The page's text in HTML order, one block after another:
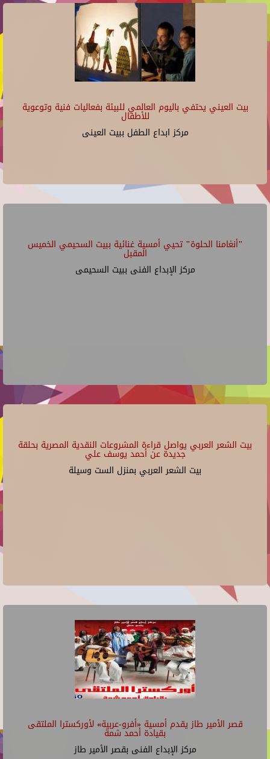
بيت العيني يحتفي باليوم العالمي للبيئة بفعاليات فنية وتوعوية
للأطفال
مركز ابداع الطفل ببيت العينى
"أنغامنا الحلوة" تحيي أمسية غنائية ببيت السحيمي الخميس
المقبل
مركز الإبداع الفنى ببيت السحيمى
بيت الشعر العربي يواصل قراءة المشروعات النقدية المصرية بحلقة
جديدة عن أحمد يوسف علي
بيت الشعر العربي بمنزل الست وسيلة
قصر الأمير طاز يقدم أمسية «أفرو-عربية» لأوركسترا الملتقى
بقيادة أحمد شمة
مركز الإبداع الفنى بقصر الأمير طاز